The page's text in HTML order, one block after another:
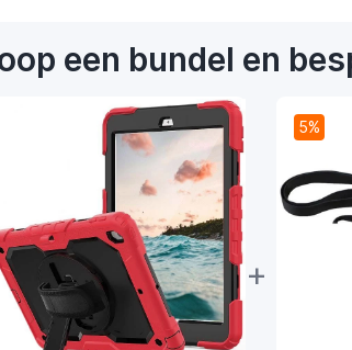
een bundel en
+
5%